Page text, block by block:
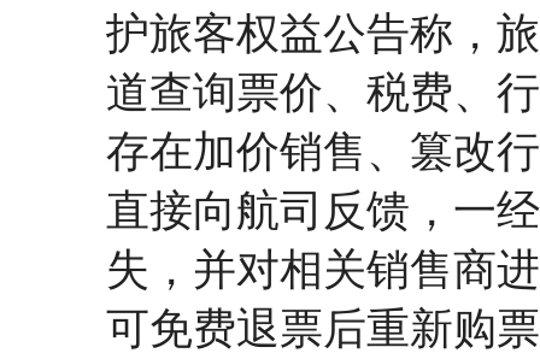
护旅客权益公告称，
道查询票价、税费、
存在加价销售、篡改
直接向航司反馈，一
失，并对相关销售商
可免费退票后重新购